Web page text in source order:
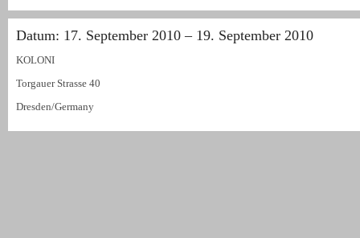
Datum: 17. September 2010 – 19. September 2010
KOLONI
Torgauer Strasse 40
Dresden/Germany